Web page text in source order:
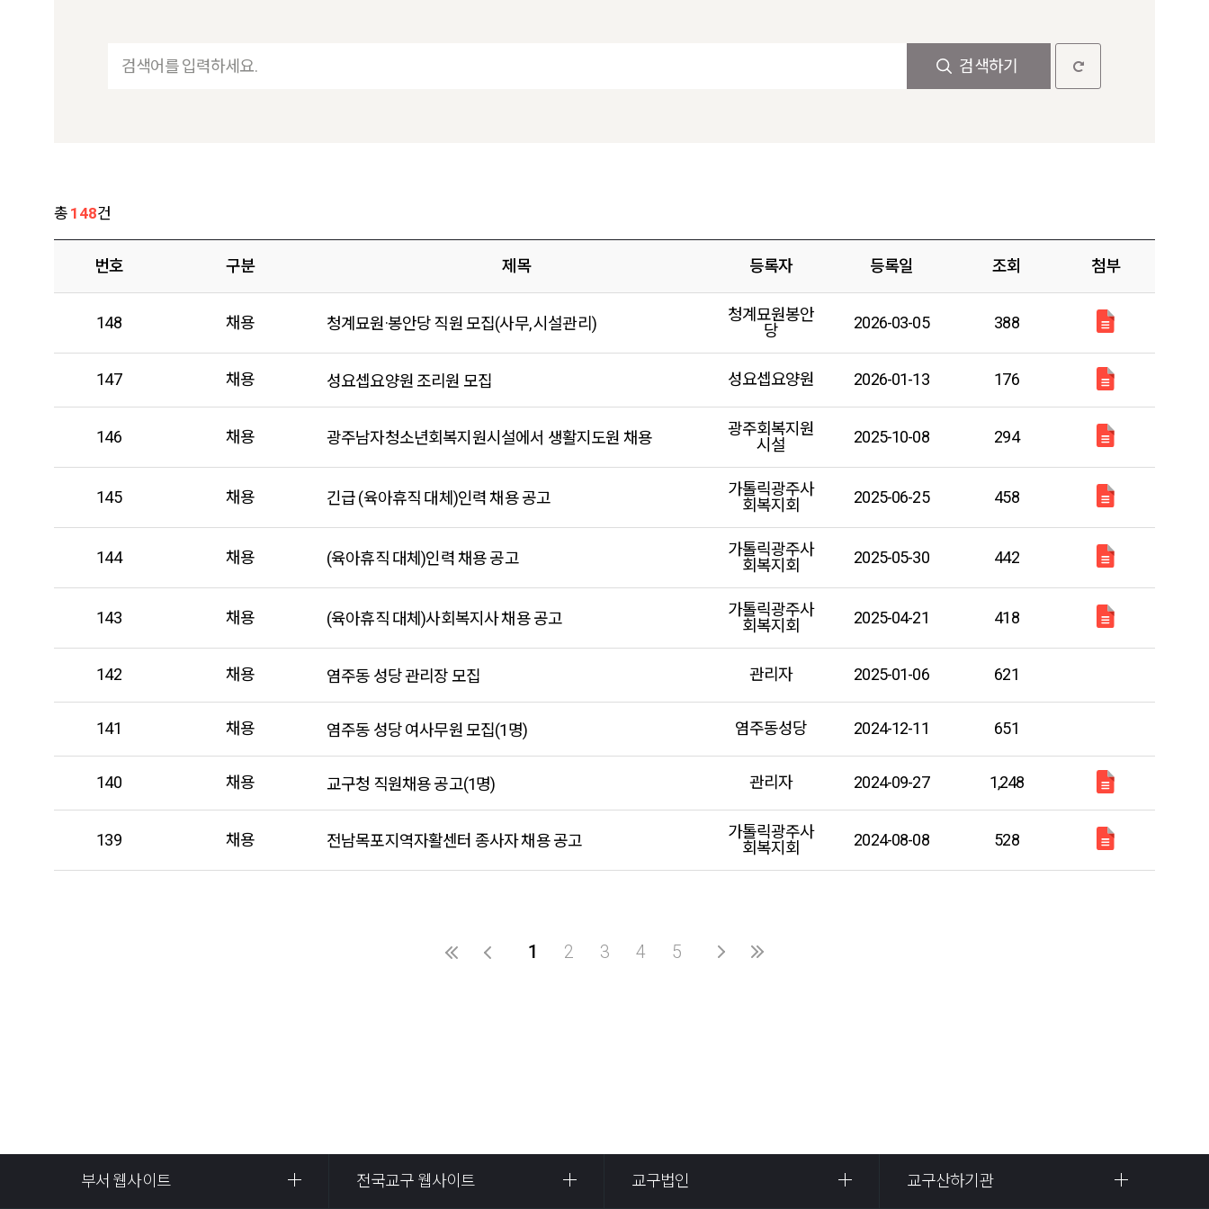
검색하기
총 148건
번호 구분 제목 등록자 등록일 조회 첨부
148 채용 청계묘원·봉안당 직원 모집(사무, 시설관리)
청계묘원봉안
당
2026-03-05 388
147 채용 성요셉요양원 조리원 모집 성요셉요양원 2026-01-13 176
146 채용 광주남자청소년회복지원시설에서 생활지도원 채용
광주회복지원
시설
2025-10-08 294
145 채용 긴급 (육아휴직 대체)인력 채용 공고
가톨릭광주사
회복지회
2025-06-25 458
144 채용 (육아휴직 대체)인력 채용 공고
가톨릭광주사
회복지회
2025-05-30 442
143 채용 (육아휴직 대체)사회복지사 채용 공고
가톨릭광주사
회복지회
2025-04-21 418
142 채용 염주동 성당 관리장 모집 관리자 2025-01-06 621
141 채용 염주동 성당 여사무원 모집(1명) 염주동성당 2024-12-11 651
140 채용 교구청 직원채용 공고(1명) 관리자 2024-09-27 1,248
139 채용 전남목포지역자활센터 종사자 채용 공고
가톨릭광주사
회복지회
2024-08-08 528
1 2 3 4 5
부서 웹사이트 전국교구 웹사이트 교구법인 교구산하기관